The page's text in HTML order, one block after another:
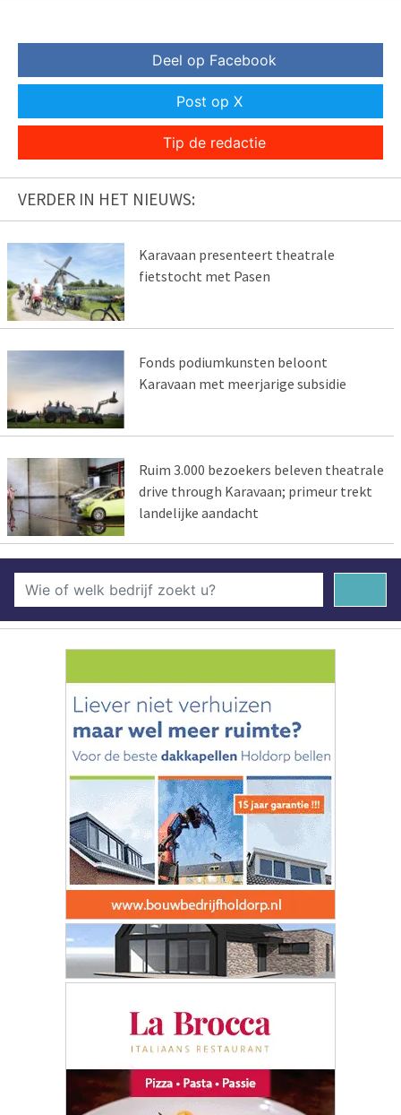
Deel op Facebook
Post op X
Tip de redactie
VERDER IN HET NIEUWS:
Karavaan presenteert theatrale
fietstocht met Pasen
Fonds podiumkunsten beloont
Karavaan met meerjarige subsidie
Ruim 3.000 bezoekers beleven theatrale
drive through Karavaan; primeur trekt
landelijke aandacht